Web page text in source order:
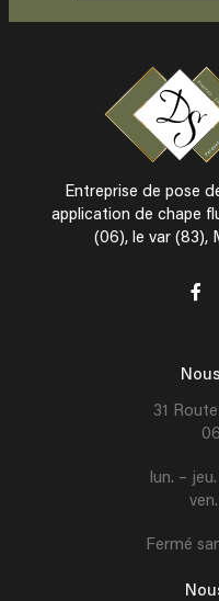
Entreprise de pose
application de chape
(06), le var (83),
31
lun. –
ven. —
Fermé